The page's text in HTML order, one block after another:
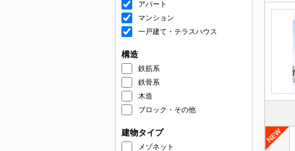
アパート
マンション
一戸建て・テラスハウス
構造
鉄筋系
鉄骨系
木造
ブロック・その他
建物タイプ
メゾネット